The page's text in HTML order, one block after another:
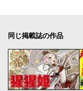
同じ掲載誌の作品